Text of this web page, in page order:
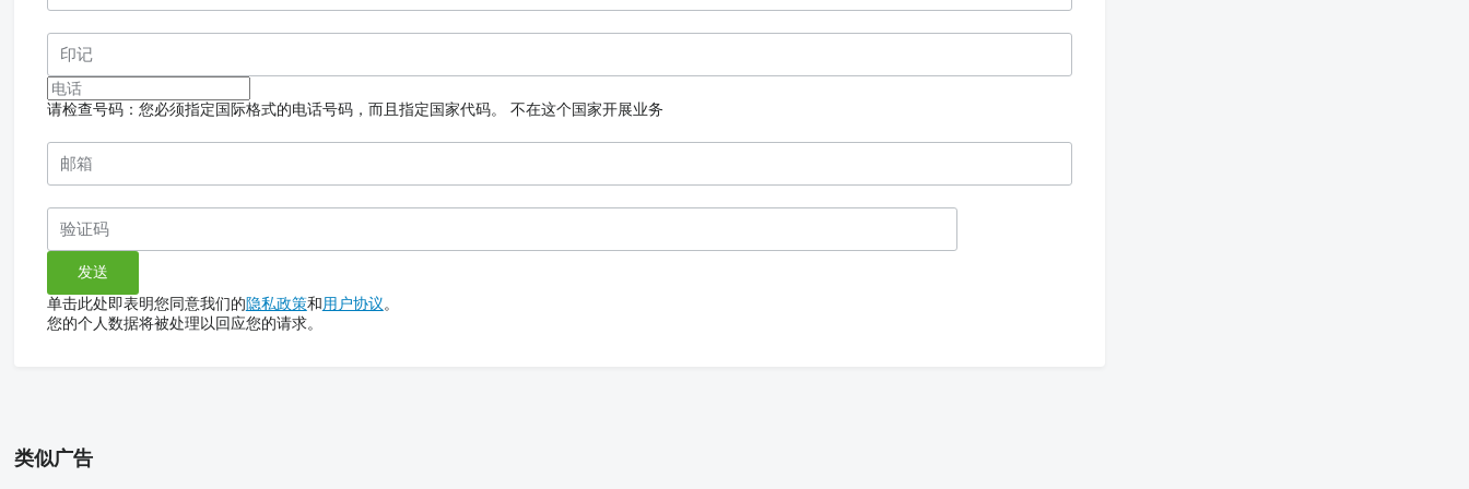
请检查号码：您必须指定国际格式的电话号码，而且指定国家代码。 不在这个国家开展业务
单击此处即表明您同意我们的隐私政策和用户协议。
您的个人数据将被处理以回应您的请求。
类似广告